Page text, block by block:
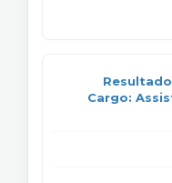
Cargo: